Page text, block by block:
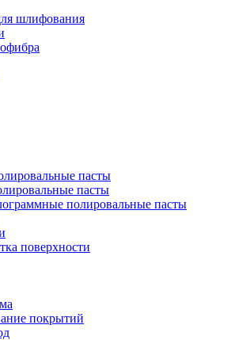
шлифования
пасты
пасты
полировальные пасты
поверхности
покрытий